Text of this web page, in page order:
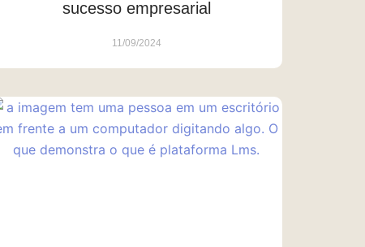
sucesso empresarial
11/09/2024